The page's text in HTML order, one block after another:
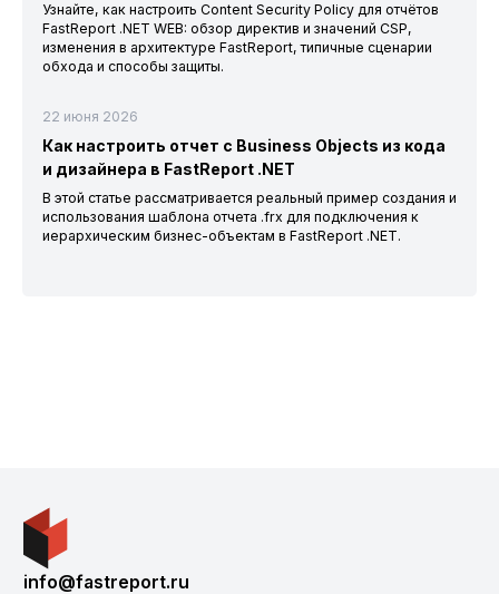
Узнайте, как настроить Content Security Policy для отчётов
FastReport .NET WEB: обзор директив и значений CSP,
изменения в архитектуре FastReport, типичные сценарии
обхода и способы защиты.
22 июня 2026
Как настроить отчет с Business Objects из кода
и дизайнера в FastReport .NET
В этой статье рассматривается реальный пример создания и
использования шаблона отчета .frx для подключения к
иерархическим бизнес-объектам в FastReport .NET.
info@fastreport.ru